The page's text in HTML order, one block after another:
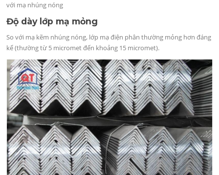
với mạ nhúng nóng
Độ dày lớp mạ mỏng
So với mạ kẽm nhúng nóng, lớp mạ điện phân thường mỏng hơn đáng
kể (thường từ 5 micromet đến khoảng 15 micromet).